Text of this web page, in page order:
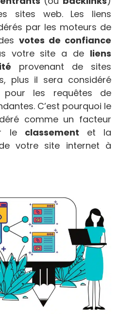
sites web. Les liens
par les moteurs de
votes de confiance
votre site a de liens
provenant de sites
plus il sera considéré
pour les requêtes de
C’est pourquoi le
comme un facteur
le classement et la
votre site internet à